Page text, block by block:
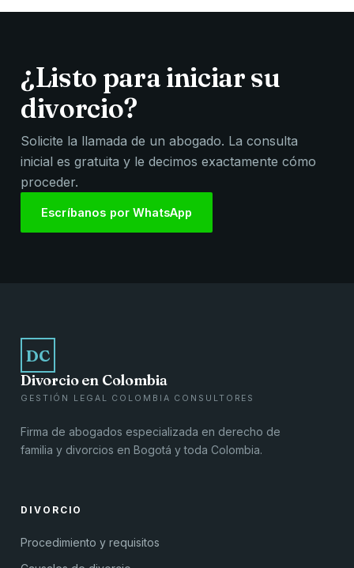
¿Listo para iniciar su
divorcio?
Solicite la llamada de un abogado. La consulta
inicial es gratuita y le decimos exactamente cómo
proceder.
Escríbanos por WhatsApp
DC
Divorcio en Colombia
GESTIÓN LEGAL COLOMBIA CONSULTORES
Firma de abogados especializada en derecho de
familia y divorcios en Bogotá y toda Colombia.
DIVORCIO
Procedimiento y requisitos